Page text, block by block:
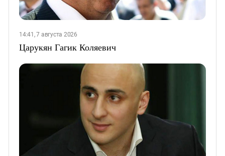
14:41, 7 августа 2026
Царукян Гагик Коляевич